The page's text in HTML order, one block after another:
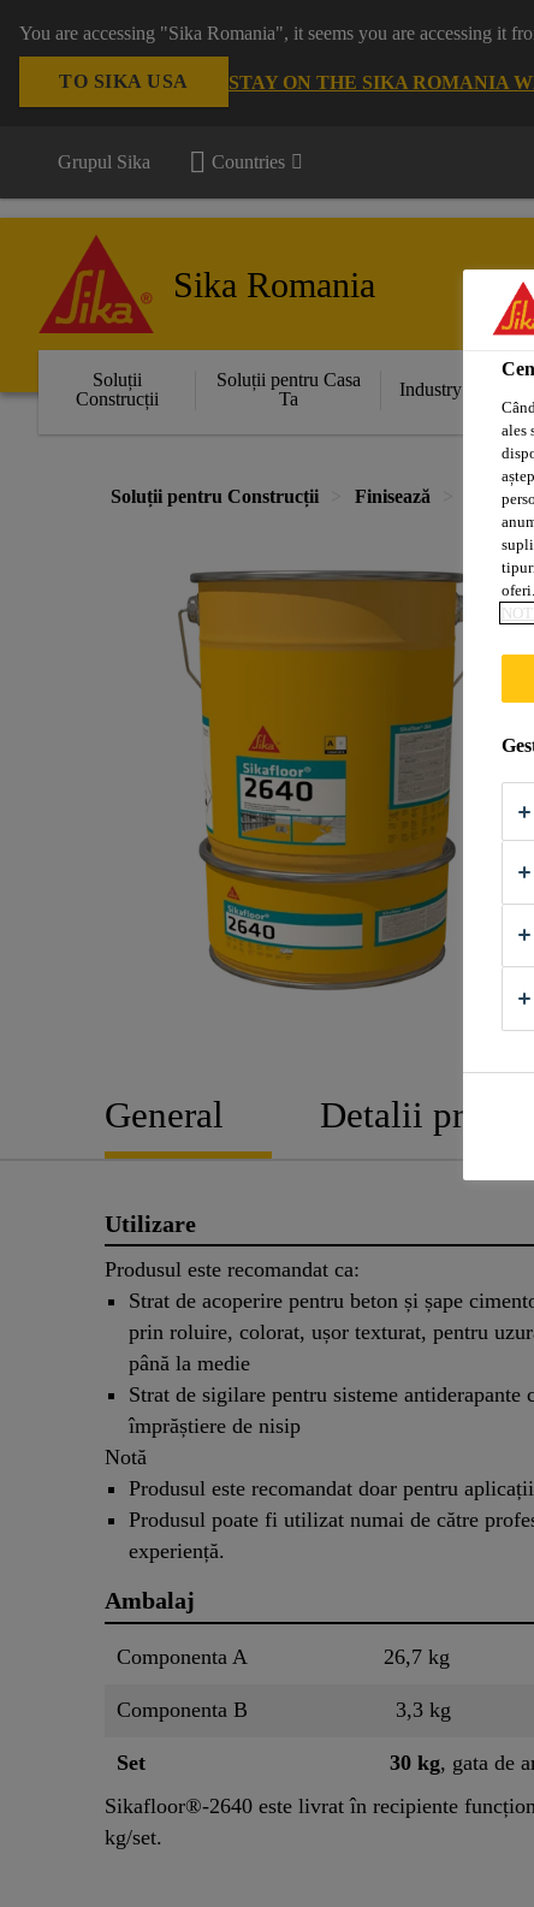
You are accessing "Sika Romania", it seems you are accessing it
TO SIKA USA STAY ON THE SIKA ROMANIA
Grupul Sika Countries
Sika Romania
Soluții
Construcții
Soluții pentru Casa
Ta
Industry
Soluții pentru Construcții Finisează
General Detalii produs
Utilizare
Produsul este recomandat ca:
Strat de acoperire pentru beton și șape
prin roluire, colorat, ușor texturat, pentru
până la medie
Strat de sigilare pentru sisteme antiderapante
împrăștiere de nisip
Notă
Produsul este recomandat doar pentru
Produsul poate fi utilizat numai de către
experiență.
Ambalaj
Componenta A 26,7 kg
Componenta B 3,3 kg
Set 30 kg, gata de
Sikafloor®-2640 este livrat în recipiente
kg/set.
ales
oferi.